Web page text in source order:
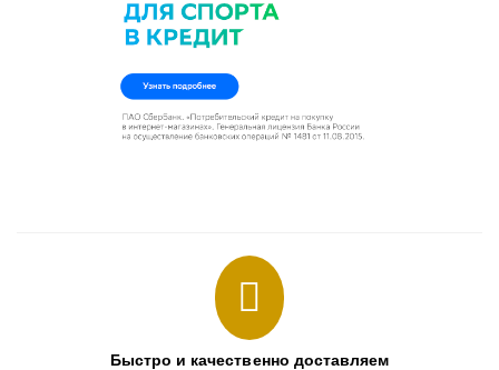
Быстро и качественно доставляем